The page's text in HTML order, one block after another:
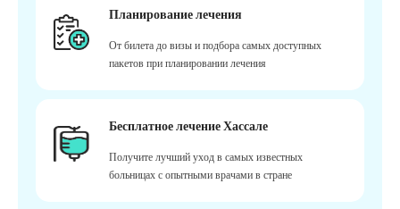
Планирование лечения
От билета до визы и подбора самых доступных
пакетов при планировании лечения
Бесплатное лечение Хассале
Получите лучший уход в самых известных
больницах с опытными врачами в стране